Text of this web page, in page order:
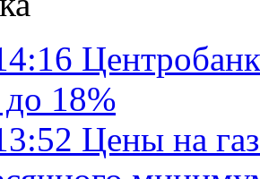
до 18%
Цены на